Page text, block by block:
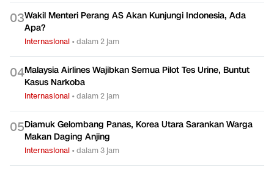
03Wakil Menteri Perang AS Akan Kunjungi Indonesia, Ada
Apa?
Internasional •dalam 2 jam
04Malaysia Airlines Wajibkan Semua Pilot Tes Urine, Buntut
Kasus Narkoba
Internasional •dalam 2 jam
05Diamuk Gelombang Panas, Korea Utara Sarankan Warga
Makan Daging Anjing
Internasional •dalam 3 jam